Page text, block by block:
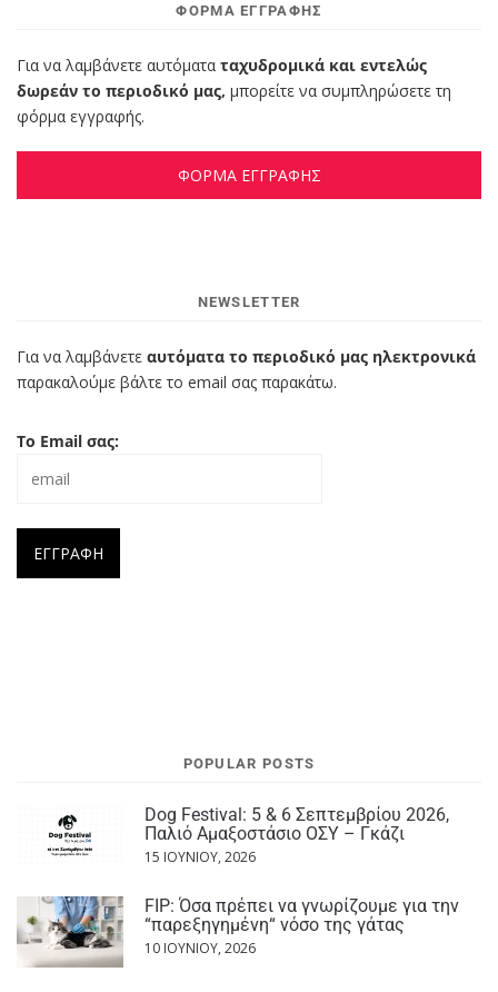
ΦΌΡΜΑ ΕΓΓΡΑΦΉΣ
Για να λαμβάνετε αυτόματα ταχυδρομικά και εντελώς
δωρεάν το περιοδικό μας, μπορείτε να συμπληρώσετε τη
φόρμα εγγραφής.
ΦΟΡΜΑ ΕΓΓΡΑΦΗΣ
NEWSLETTER
Για να λαμβάνετε αυτόματα το περιοδικό μας ηλεκτρονικά
παρακαλούμε βάλτε το email σας παρακάτω.
Το Email σας:
POPULAR POSTS
Dog Festival: 5 & 6 Σεπτεμβρίου 2026,
Παλιό Αμαξοστάσιο ΟΣΥ – Γκάζι
15 ΙΟΥΝΊΟΥ, 2026
FIP: Όσα πρέπει να γνωρίζουμε για την
“παρεξηγημένη“ νόσο της γάτας
10 ΙΟΥΝΊΟΥ, 2026